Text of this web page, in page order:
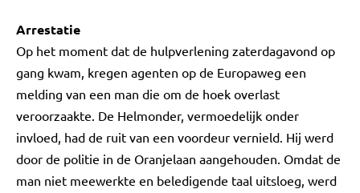
Arrestatie
Op het moment dat de hulpverlening zaterdagavond op
gang kwam, kregen agenten op de Europaweg een
melding van een man die om de hoek overlast
veroorzaakte. De Helmonder, vermoedelijk onder
invloed, had de ruit van een voordeur vernield. Hij werd
door de politie in de Oranjelaan aangehouden. Omdat de
man niet meewerkte en beledigende taal uitsloeg, werd